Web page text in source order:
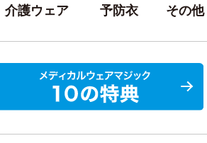
介護ウェア 予防衣 その他